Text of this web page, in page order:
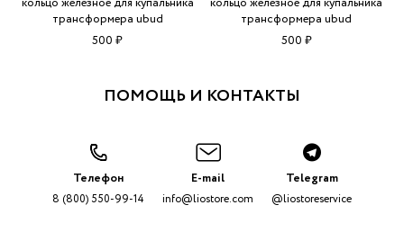
трансформера ubud
500 ₽
трансформера ubud
500 ₽
ПОМОЩЬ И КОНТАКТЫ
Телефон
8 (800) 550-99-14
E-mail
info@liostore.com
Telegram
@liostoreservice